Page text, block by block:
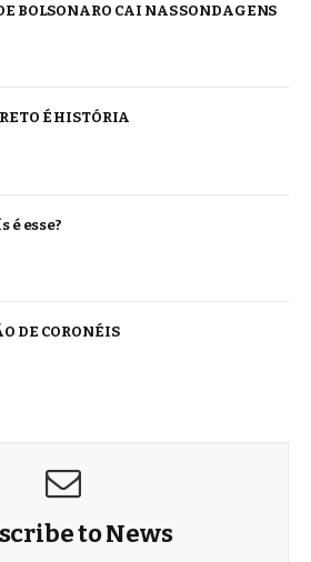
BOLSONARO CAI NAS SONDAGENS
É HISTÓRIA
é esse?
DE CORONÉIS
to News